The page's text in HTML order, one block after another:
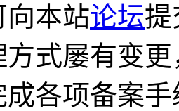
向本站论坛提
方式屡有变
成各项备案